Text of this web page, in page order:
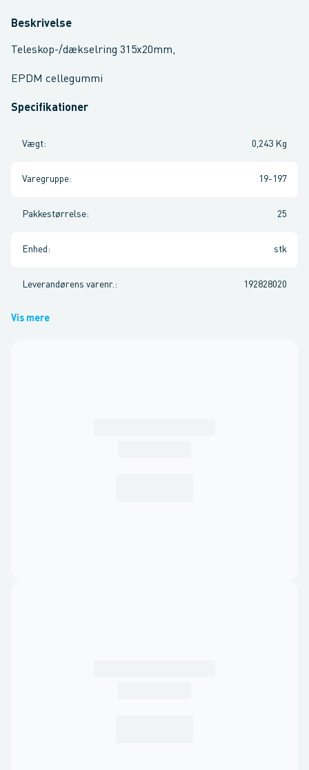
Beskrivelse
Teleskop-/dækselring 315x20mm,
EPDM cellegummi
Specifikationer
Vægt: 0,243 Kg
Varegruppe: 19-197
Pakkestørrelse: 25
Enhed : stk
Leverandørens varenr. : 192828020
Vis mere